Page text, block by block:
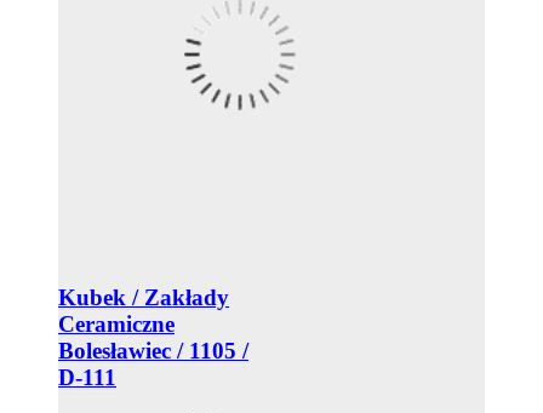
Kubek / Zakłady
Ceramiczne
Bolesławiec / 1105 /
D-111